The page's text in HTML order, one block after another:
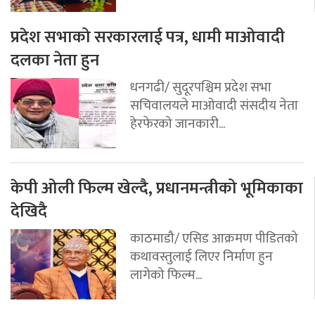
प्रदेश सभाको सरकारलाई पत्र, धामी माओवादी
दलका नेता हुन
धनगढी/ सुदूरपश्चिम प्रदेश सभा
सचिवालयले माओवादी संसदीय नेता
हेरफेरको जानकारी...
केपी ओली फिल्म खेल्दै, प्रधानमन्त्रीको भूमिकाका
देखिदै
काठमाडौ/ एसिड आक्रमण पीडितको
कथावस्तुलाई लिएर निर्माण हुन
लागेको फिल्म...